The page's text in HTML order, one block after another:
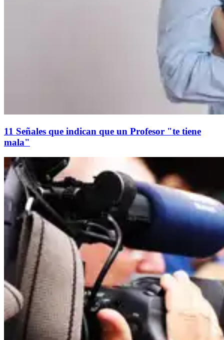
11 Señales que indican que un Profesor "te tiene
mala"